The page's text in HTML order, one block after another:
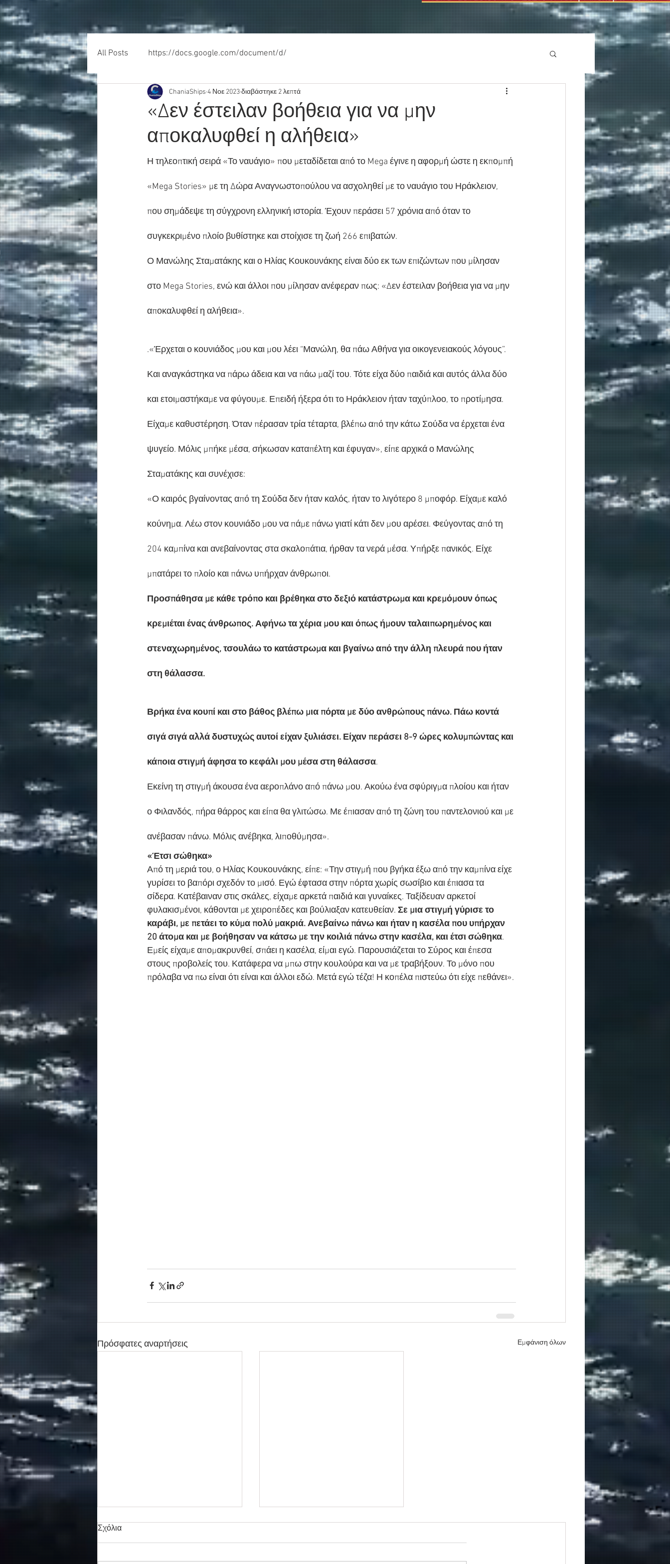
All Posts https://docs.google.com/document/d/
«Δεν έστειλαν βοήθεια για να μην
αποκαλυφθεί η αλήθεια»
ChaniaShips 4 Νοε 2023διαβάστηκε 2 λεπτά
Η τηλεοπτική σειρά «Το ναυάγιο» που μεταδίδεται από το Mega έγινε η αφορμή ώστε η εκπομπή
«Mega Stories» με τη Δώρα Αναγνωστοπούλου να ασχοληθεί με το ναυάγιο του Ηράκλειον,
που σημάδεψε τη σύγχρονη ελληνική ιστορία. Έχουν περάσει 57 χρόνια από όταν το
συγκεκριμένο πλοίο βυθίστηκε και στοίχισε τη ζωή 266 επιβατών.
Ο Μανώλης Σταματάκης και ο Ηλίας Κουκουνάκης είναι δύο εκ των επιζώντων που μίλησαν
στο Mega Stories, ενώ και άλλοι που μίλησαν ανέφεραν πως: «Δεν έστειλαν βοήθεια για να μην
αποκαλυφθεί η αλήθεια».
.«Έρχεται ο κουνιάδος μου και μου λέει “Μανώλη, θα πάω Αθήνα για οικογενειακούς λόγους”.
Και αναγκάστηκα να πάρω άδεια και να πάω μαζί του. Τότε είχα δύο παιδιά και αυτός άλλα δύο
και ετοιμαστήκαμε να φύγουμε. Επειδή ήξερα ότι το Ηράκλειον ήταν ταχύπλοο, το προτίμησα.
Είχαμε καθυστέρηση. Όταν πέρασαν τρία τέταρτα, βλέπω από την κάτω Σούδα να έρχεται ένα
ψυγείο. Μόλις μπήκε μέσα, σήκωσαν καταπέλτη και έφυγαν», είπε αρχικά ο Μανώλης
Σταματάκης και συνέχισε:
«Ο καιρός βγαίνοντας από τη Σούδα δεν ήταν καλός, ήταν το λιγότερο 8 μποφόρ. Είχαμε καλό
κούνημα. Λέω στον κουνιάδο μου να πάμε πάνω γιατί κάτι δεν μου αρέσει. Φεύγοντας από τη
204 καμπίνα και ανεβαίνοντας στα σκαλοπάτια, ήρθαν τα νερά μέσα. Υπήρξε πανικός. Είχε
μπατάρει το πλοίο και πάνω υπήρχαν άνθρωποι.
Προσπάθησα με κάθε τρόπο και βρέθηκα στο δεξιό κατάστρωμα και κρεμόμουν όπως
κρεμιέται ένας άνθρωπος. Αφήνω τα χέρια μου και όπως ήμουν ταλαιπωρημένος και
στεναχωρημένος, τσουλάω το κατάστρωμα και βγαίνω από την άλλη πλευρά που ήταν
στη θάλασσα.
Βρήκα ένα κουπί και στο βάθος βλέπω μια πόρτα με δύο ανθρώπους πάνω. Πάω κοντά
σιγά σιγά αλλά δυστυχώς αυτοί είχαν ξυλιάσει. Είχαν περάσει 8-9 ώρες κολυμπώντας και
κάποια στιγμή άφησα το κεφάλι μου μέσα στη θάλασσα.
Εκείνη τη στιγμή άκουσα ένα αεροπλάνο από πάνω μου. Ακούω ένα σφύριγμα πλοίου και ήταν
ο Φιλανδός, πήρα θάρρος και είπα θα γλιτώσω. Με έπιασαν από τη ζώνη του παντελονιού και με
ανέβασαν πάνω. Μόλις ανέβηκα, λιποθύμησα».
«Έτσι σώθηκα»
Από τη μεριά του, ο Ηλίας Κουκουνάκης, είπε: «Την στιγμή που βγήκα έξω από την καμπίνα είχε
γυρίσει το βαπόρι σχεδόν το μισό. Εγώ έφτασα στην πόρτα χωρίς σωσίβιο και έπιασα τα
σίδερα. Κατέβαιναν στις σκάλες, είχαμε αρκετά παιδιά και γυναίκες. Ταξίδευαν αρκετοί
φυλακισμένοι, κάθονται με χειροπέδες και βούλιαξαν κατευθείαν. Σε μια στιγμή γύρισε το
καράβι, με πετάει το κύμα πολύ μακριά. Ανεβαίνω πάνω και ήταν η κασέλα που υπήρχαν
20 άτομα και με βοήθησαν να κάτσω με την κοιλιά πάνω στην κασέλα, και έτσι σώθηκα.
Εμείς είχαμε απομακρυνθεί, σπάει η κασέλα, είμαι εγώ. Παρουσιάζεται το Σύρος και έπεσα
στους προβολείς του. Κατάφερα να μπω στην κουλούρα και να με τραβήξουν. Το μόνο που
πρόλαβα να πω είναι ότι είναι και άλλοι εδώ. Μετά εγώ τέζα! Η κοπέλα πιστεύω ότι είχε πεθάνει».
Πρόσφατες αναρτήσεις Εμφάνιση όλων
Σχόλια